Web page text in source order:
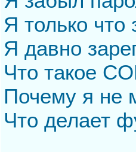
Я только что
Я давно
Что такое
Почему я не
Что делает